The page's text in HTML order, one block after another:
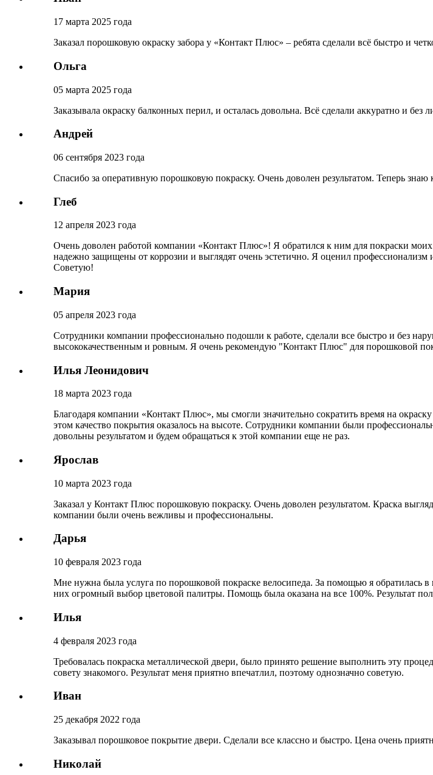
17 марта 2025 года
Заказал порошковую окраску забора у «Контакт Плюс» – ребята сделали всё быстро и
Ольга
05 марта 2025 года
Заказывала окраску балконных перил, и осталась довольна. Всё сделали аккуратно и
Андрей
06 сентября 2023 года
Спасибо за оперативную порошковую покраску. Очень доволен результатом. Теперь знаю
Глеб
12 апреля 2023 года
Очень доволен работой компании «Контакт Плюс»! Я обратился к ним для покраски
надежно защищены от коррозии и выглядят очень эстетично. Я оценил
Советую!
Мария
05 апреля 2023 года
Сотрудники компании профессионально подошли к работе, сделали все быстро и без
высококачественным и ровным. Я очень рекомендую "Контакт Плюс" для порошковой
Илья Леонидович
18 марта 2023 года
Благодаря компании «Контакт Плюс», мы смогли значительно сократить время на
этом качество покрытия оказалось на высоте. Сотрудники компании были
довольны результатом и будем обращаться к этой компании еще не раз.
Ярослав
10 марта 2023 года
Заказал у Контакт Плюс порошковую покраску. Очень доволен результатом. Краска
компании были очень вежливы и профессиональны.
Дарья
10 февраля 2023 года
Мне нужна была услуга по порошковой покраске велосипеда. За помощью я
них огромный выбор цветовой палитры. Помощь была оказана на все 100%. Результат
Илья
4 февраля 2023 года
Требовалась покраска металлической двери, было принято решение выполнить эту
совету знакомого. Результат меня приятно впечатлил, поэтому однозначно советую.
Иван
25 декабря 2022 года
Заказывал порошковое покрытие двери. Сделали все классно и быстро. Цена очень
Николай